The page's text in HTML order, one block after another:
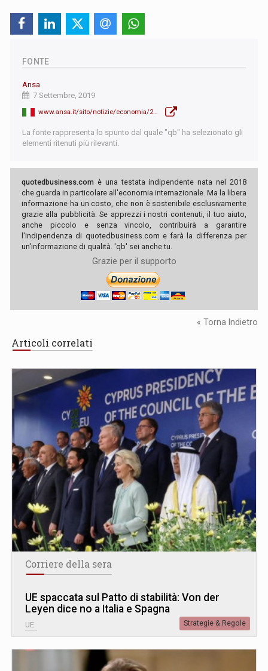
FONTE
Ansa
7 Settembre, 2019
www.ansa.it/sito/notizie/economia/2019/09/07/ue-mattarella-italia-abbia-ruolo-primo-piano_4892dfd9-2ec4-4746-949d-fe62f7859717.html
La fonte rappresenta lo spunto dal quale "qb" ha selezionato gli
elementi ritenuti più rilevanti.
quotedbusiness.com è una testata indipendente nata nel 2018
che guarda in particolare all'economia internazionale. Ma la libera
informazione ha un costo, che non è sostenibile esclusivamente
grazie alla pubblicità. Se apprezzi i nostri contenuti, il tuo aiuto,
anche piccolo e senza vincolo, contribuirà a garantire
l'indipendenza di quotedbusiness.com e farà la differenza per
un'informazione di qualità. 'qb' sei anche tu.
Grazie per il supporto
« Torna Indietro
Articoli correlati
Corriere della sera
UE spaccata sul Patto di stabilità: Von der
Leyen dice no a Italia e Spagna
UE Strategie & Regole